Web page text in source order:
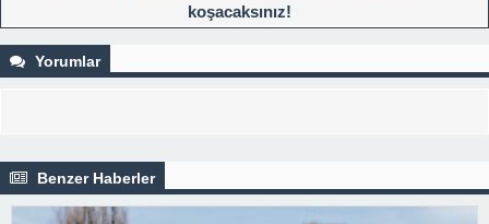
koşacaksınız!
Yorumlar
Benzer Haberler